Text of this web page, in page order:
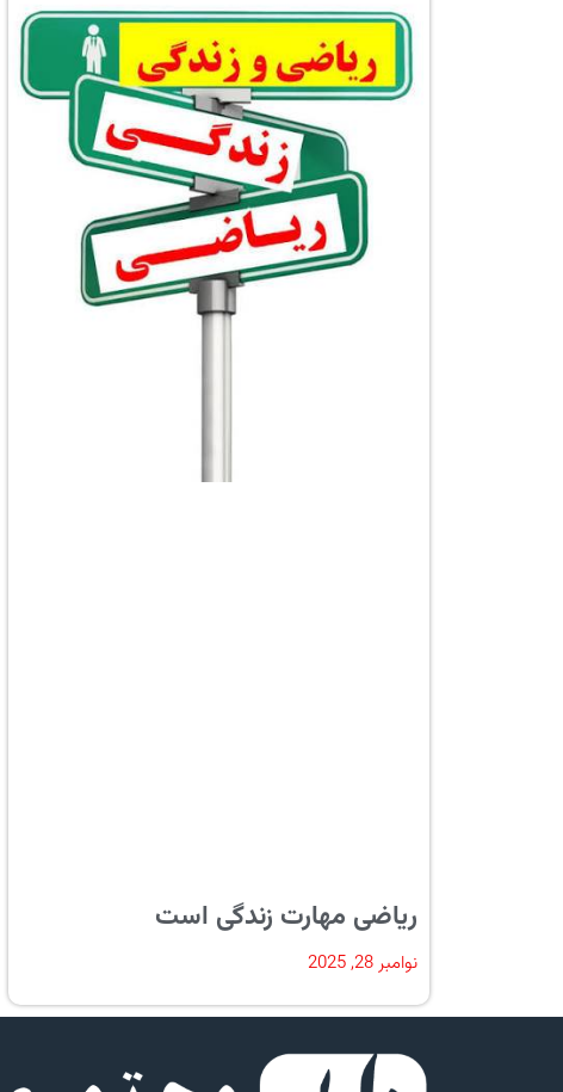
ریاضی مهارت زندگی است
نوامبر 28, 2025